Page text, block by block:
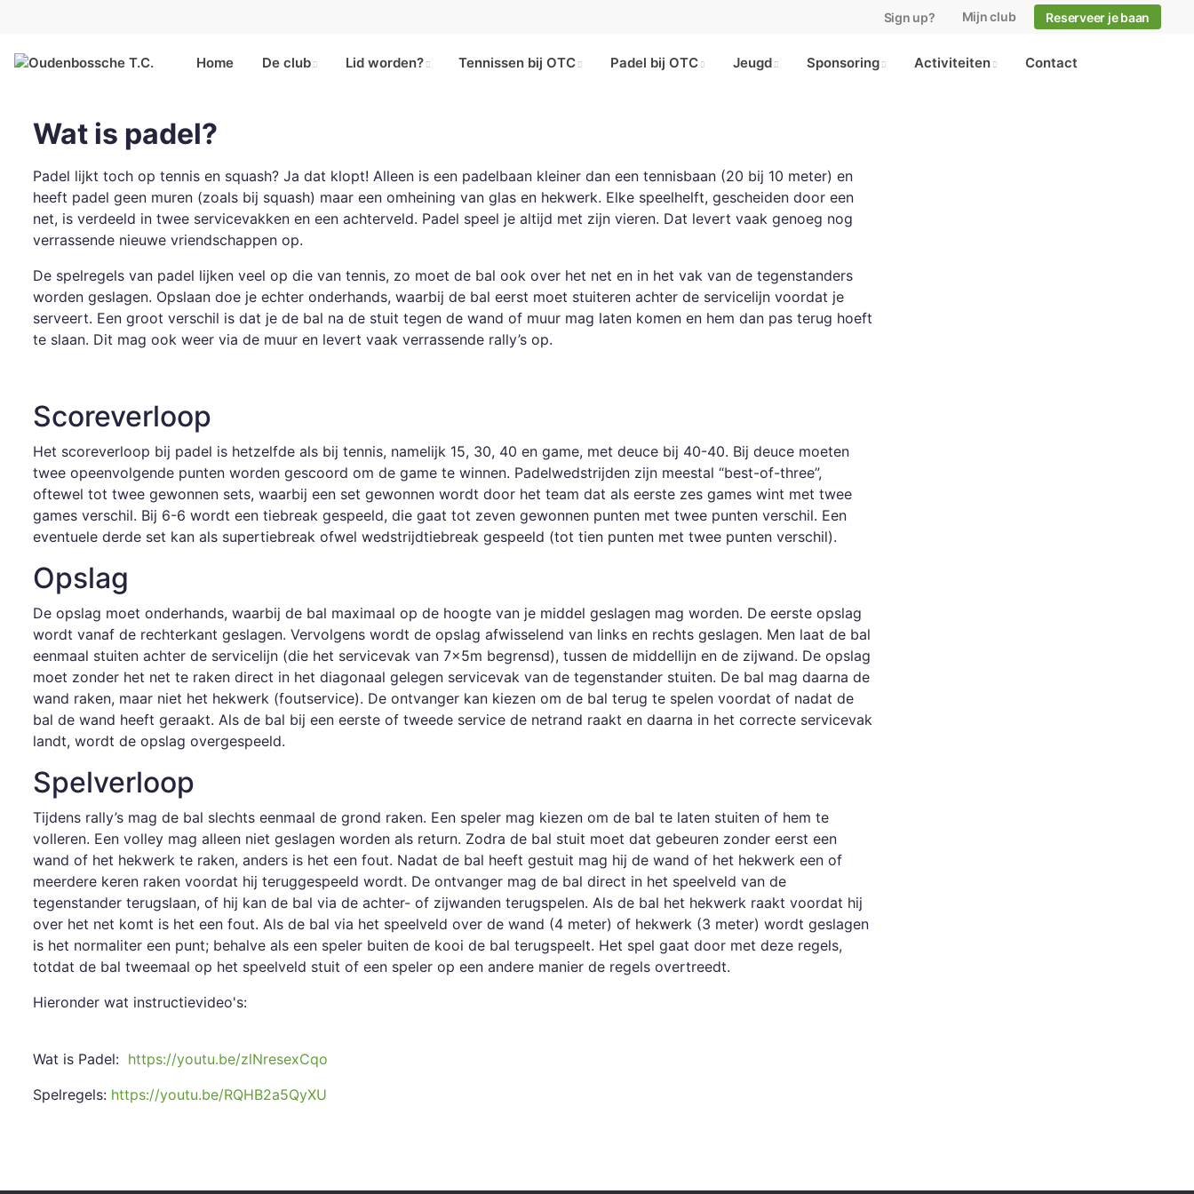
Sign up? Mijn club Reserveer je baan
Home De club Lid worden? Tennissen bij OTC Padel bij OTC Jeugd Sponsoring Activiteiten Contact
Wat is padel?
Padel lijkt toch op tennis en squash? Ja dat klopt! Alleen is een padelbaan kleiner dan een tennisbaan (20 bij 10 meter) en
heeft padel geen muren (zoals bij squash) maar een omheining van glas en hekwerk. Elke speelhelft, gescheiden door een
net, is verdeeld in twee servicevakken en een achterveld. Padel speel je altijd met zijn vieren. Dat levert vaak genoeg nog
verrassende nieuwe vriendschappen op.
De spelregels van padel lijken veel op die van tennis, zo moet de bal ook over het net en in het vak van de tegenstanders
worden geslagen. Opslaan doe je echter onderhands, waarbij de bal eerst moet stuiteren achter de servicelijn voordat je
serveert. Een groot verschil is dat je de bal na de stuit tegen de wand of muur mag laten komen en hem dan pas terug hoeft
te slaan. Dit mag ook weer via de muur en levert vaak verrassende rally’s op.
Scoreverloop
Het scoreverloop bij padel is hetzelfde als bij tennis, namelijk 15, 30, 40 en game, met deuce bij 40-40. Bij deuce moeten
twee opeenvolgende punten worden gescoord om de game te winnen. Padelwedstrijden zijn meestal “best-of-three”,
oftewel tot twee gewonnen sets, waarbij een set gewonnen wordt door het team dat als eerste zes games wint met twee
games verschil. Bij 6-6 wordt een tiebreak gespeeld, die gaat tot zeven gewonnen punten met twee punten verschil. Een
eventuele derde set kan als supertiebreak ofwel wedstrijdtiebreak gespeeld (tot tien punten met twee punten verschil).
Opslag
De opslag moet onderhands, waarbij de bal maximaal op de hoogte van je middel geslagen mag worden. De eerste opslag
wordt vanaf de rechterkant geslagen. Vervolgens wordt de opslag afwisselend van links en rechts geslagen. Men laat de bal
eenmaal stuiten achter de servicelijn (die het servicevak van 7x5m begrensd), tussen de middellijn en de zijwand. De opslag
moet zonder het net te raken direct in het diagonaal gelegen servicevak van de tegenstander stuiten. De bal mag daarna de
wand raken, maar niet het hekwerk (foutservice). De ontvanger kan kiezen om de bal terug te spelen voordat of nadat de
bal de wand heeft geraakt. Als de bal bij een eerste of tweede service de netrand raakt en daarna in het correcte servicevak
landt, wordt de opslag overgespeeld.
Spelverloop
Tijdens rally’s mag de bal slechts eenmaal de grond raken. Een speler mag kiezen om de bal te laten stuiten of hem te
volleren. Een volley mag alleen niet geslagen worden als return. Zodra de bal stuit moet dat gebeuren zonder eerst een
wand of het hekwerk te raken, anders is het een fout. Nadat de bal heeft gestuit mag hij de wand of het hekwerk een of
meerdere keren raken voordat hij teruggespeeld wordt. De ontvanger mag de bal direct in het speelveld van de
tegenstander terugslaan, of hij kan de bal via de achter- of zijwanden terugspelen. Als de bal het hekwerk raakt voordat hij
over het net komt is het een fout. Als de bal via het speelveld over de wand (4 meter) of hekwerk (3 meter) wordt geslagen
is het normaliter een punt; behalve als een speler buiten de kooi de bal terugspeelt. Het spel gaat door met deze regels,
totdat de bal tweemaal op het speelveld stuit of een speler op een andere manier de regels overtreedt.
Hieronder wat instructievideo's:
Wat is Padel: https://youtu.be/zlNresexCqo
Spelregels: https://youtu.be/RQHB2a5QyXU